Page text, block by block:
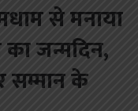
से मनाया
का जन्मदिन,
के